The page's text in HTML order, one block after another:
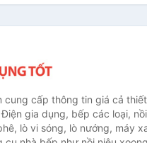
cung cấp thông tin giá cả
gia dụng, bếp các loại,
lò vi sóng, lò nướng, máy